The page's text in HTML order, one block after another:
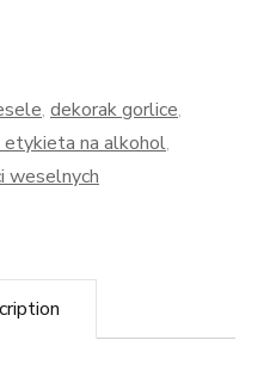
, dekorak gorlice,
etykieta na alkohol,
weselnych